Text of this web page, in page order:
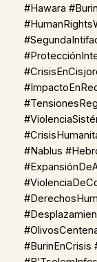
#Hawara
#Nablus
#BurinEnCrisis